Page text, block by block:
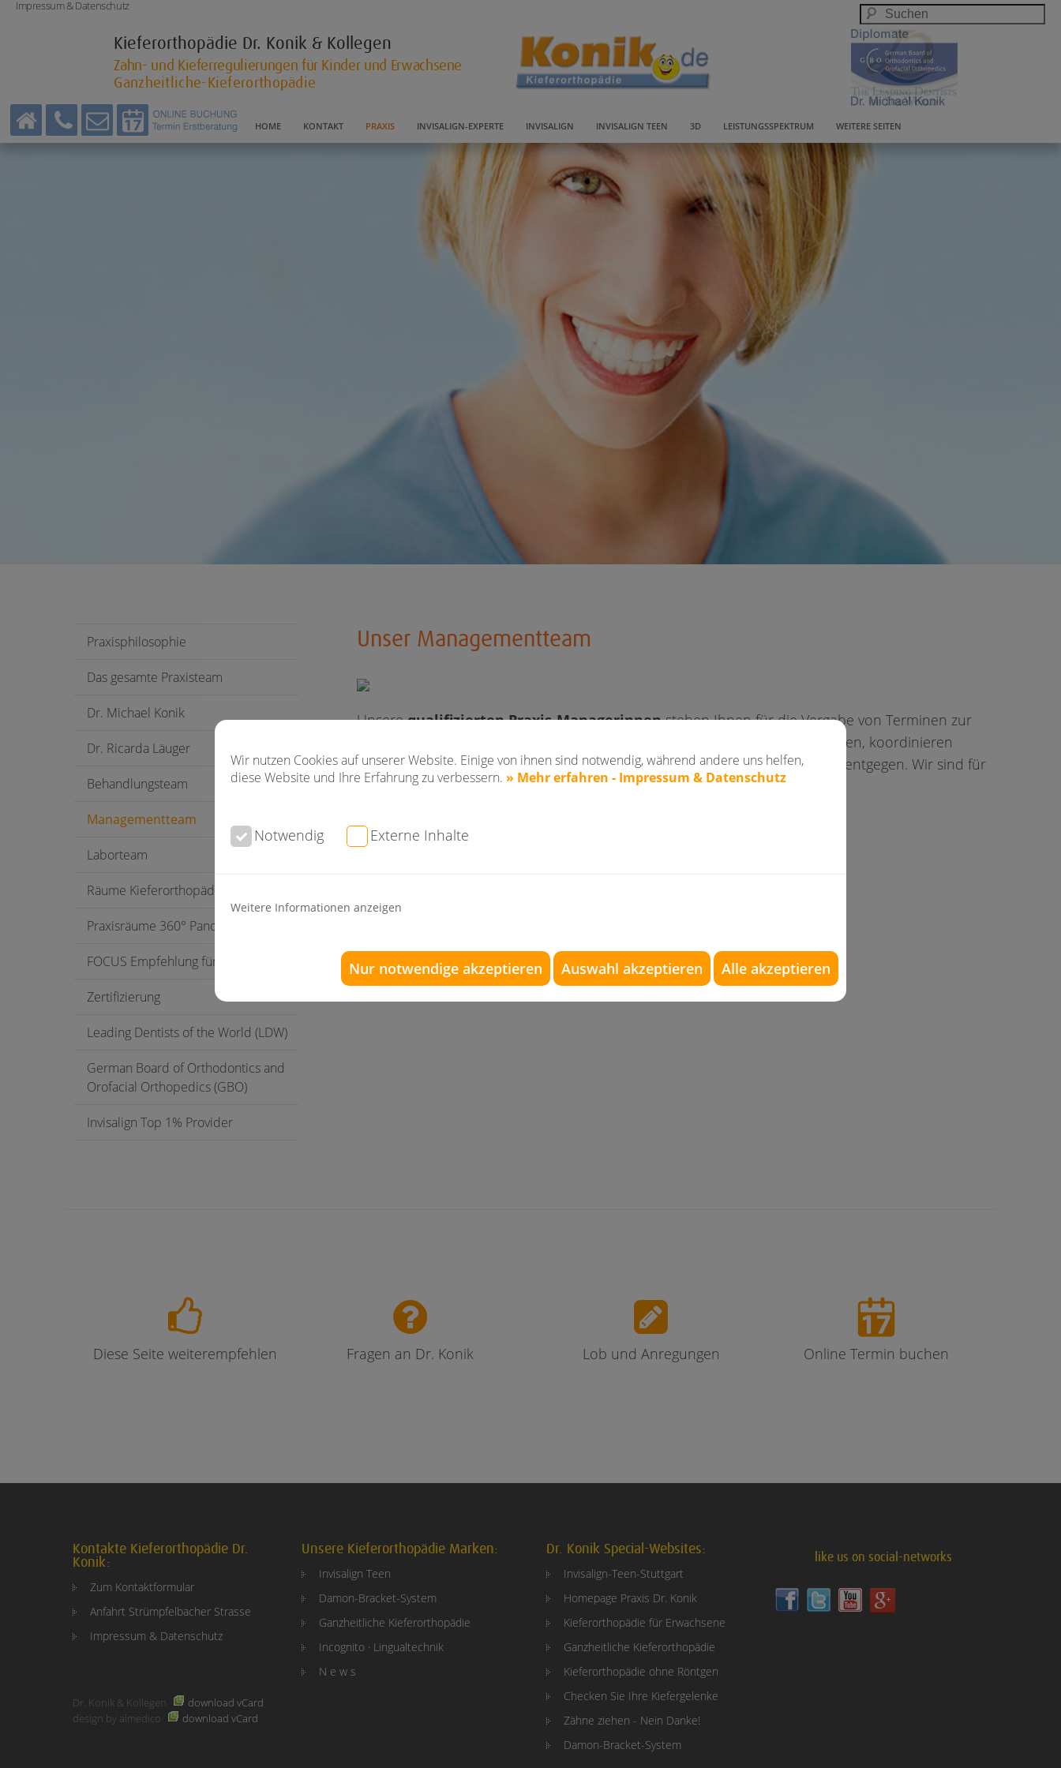
Wir nutzen Cookies auf unserer Website. Einige von ihnen sind notwendig, während andere uns helfen,
diese Website und Ihre Erfahrung zu verbessern. » Mehr erfahren - Impressum & Datenschutz
Notwendig Externe Inhalte
Weitere Informationen anzeigen
Nur notwendige akzeptieren Auswahl akzeptieren Alle akzeptieren
Impressum & Datenschutz
Kieferorthopädie Dr. Konik & Kollegen
Zahn- und Kieferregulierungen für Kinder und Erwachsene
Ganzheitliche-Kieferorthopädie
HOME KONTAKT PRAXIS INVISALIGN-EXPERTE INVISALIGN INVISALIGN TEEN 3D LEISTUNGSSPEKTRUM WEITERE SEITEN
Praxisphilosophie
Das gesamte Praxisteam
Dr. Michael Konik
Dr. Ricarda Läuger
Behandlungsteam
Managementteam
Laborteam
Räume Kieferorthopädie
Praxisräume 360° Panorama
FOCUS Empfehlung für Dr. Konik
Zertifizierung
Leading Dentists of the World (LDW)
German Board of Orthodontics and
Orofacial Orthopedics (GBO)
Invisalign Top 1% Provider
Unser Managementteam
Unserequalifizierten Praxis-Managerinnenstehen Ihnen für die Vergabe von Terminen zur
Verfügung, sorgen für eine perfekte Praxisorganisation mit kurzen Wartezeiten, koordinieren
unseren Schriftverkehr und nehmen gerne Ihre Wünsche und Anregungen entgegen. Wir sind für
Sie da!
Diese Seite weiterempfehlen Fragen an Dr. Konik Lob und Anregungen Online Termin buchen
Kontakte Kieferorthopädie Dr.
Konik:
Zum Kontaktformular
Anfahrt Strümpfelbacher Strasse
Impressum & Datenschutz
Dr. Konik & Kollegen
download vCard
design by almedico
download vCard
Unsere Kieferorthopädie Marken:
Invisalign Teen
Damon-Bracket-System
Ganzheitliche Kieferorthopädie
Incognito · Lingualtechnik
N e w s
Dr. Konik Special-Websites:
Invisalign-Teen-Stuttgart
Homepage Praxis Dr. Konik
Kieferorthopädie für Erwachsene
Ganzheitliche Kieferorthopädie
Kieferorthopädie ohne Röntgen
Checken Sie Ihre Kiefergelenke
Zähne ziehen - Nein Danke!
Damon-Bracket-System
like us on social-networks